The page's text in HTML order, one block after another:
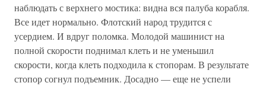
наблюдать с верхнего мостика: видна вся палуба корабля.
Все идет нормально. Флотский народ трудится с
усердием. И вдруг поломка. Молодой машинист на
полной скорости поднимал клеть и не уменьшил
скорости, когда клеть подходила к стопорам. В результате
стопор согнул подъемник. Досадно — еще не успели